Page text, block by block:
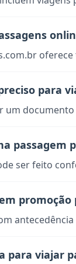
para
um
passagem
ser feito
para viajar